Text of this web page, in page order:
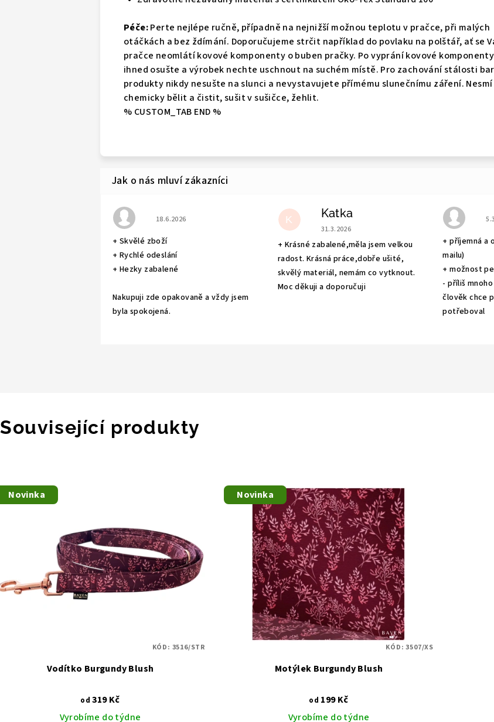
Péče:Perte nejlépe ručně, případně na nejnižší možnou teplotu v pračce, při malých
otáčkách a bez ždímání. Doporučujeme strčit například do povlaku na polštář, ať se
pračce neomlátí kovové komponenty o buben pračky. Po vyprání kovové komponenty
ihned osušte a výrobek nechte uschnout na suchém místě. Pro zachování stálosti
produkty nikdy nesušte na slunci a nevystavujete přímému slunečnímu záření. Nesmí
chemicky bělit a čistit, sušit v sušičce, žehlit.
% CUSTOM_TAB END %
Hodnocení obchodu je 5 z 5 hvězdiček.
18.6.2026
+ Skvělé zboží
+ Rychlé odeslání
+ Hezky zabalené
Nakupuji zde opakovaně a vždy jsem
byla spokojená.
K Katka
Hodnocení obchodu je 5 z 5 hvězdiček.
31.3.2026
+ Krásné zabalené,měla jsem velkou
radost. Krásná práce,dobře ušité,
skvělý materiál, nemám co vytknout.
Moc děkuji a doporučuji
+ příjemná a
mailu)
+ možnost
- příliš
člověk chce
potřeboval
Související produkty
Novinka
Vodítko Burgundy Blush
od 319 Kč
Vyrobíme do týdne
KÓD: 3516/STR
Novinka
Motýlek Burgundy Blush
od 199 Kč
Vyrobíme do týdne
KÓD:3507/XS